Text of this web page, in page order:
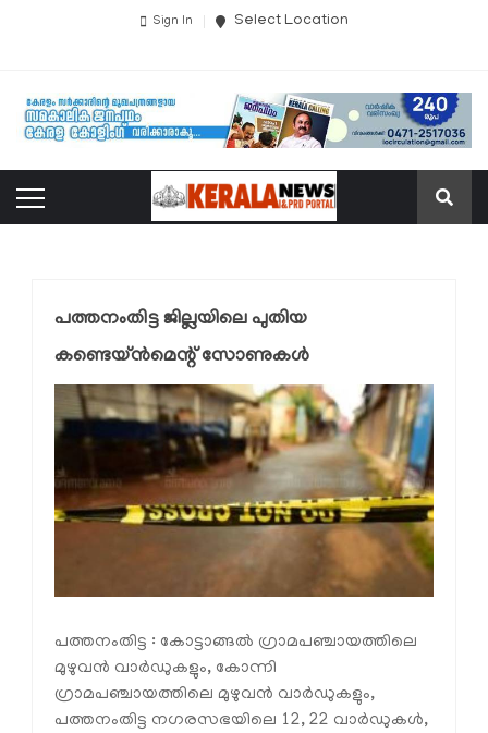
Sign In Select Location
പത്തനംതിട്ട ജില്ലയിലെ പുതിയ
കണ്ടെയ്ന്‍മെന്റ് സോണുകള്‍
പത്തനംതിട്ട : കോട്ടാങ്ങല്‍ ഗ്രാമപഞ്ചായത്തിലെ
മുഴുവന്‍ വാര്‍ഡുകളും, കോന്നി
ഗ്രാമപഞ്ചായത്തിലെ മുഴുവന്‍ വാര്‍ഡുകളും,
പത്തനംതിട്ട നഗരസഭയിലെ 12, 22 വാര്‍ഡുകള്‍,